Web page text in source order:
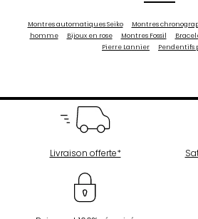
Montres automatiques Seiko Montres
homme
Bijoux en rose Montres Fossil
Pierre Lannier
Pendentifs
Livraison offerte*